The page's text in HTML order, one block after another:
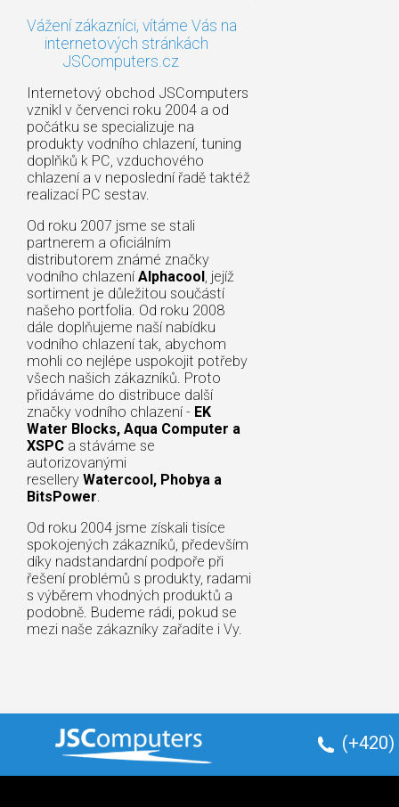
Vážení zákazníci, vítáme Vás na
internetových stránkách
JSComputers.cz
Internetový obchod JSComputers
vznikl v červenci roku 2004 a od
počátku se specializuje na
produkty vodního chlazení, tuning
doplňků k PC, vzduchového
chlazení a v neposlední řadě taktéž
realizací PC sestav.
Od roku 2007 jsme se stali
partnerem a oficiálním
distributorem známé značky
vodního chlazení Alphacool, jejíž
sortiment je důležitou součástí
našeho portfolia. Od roku 2008
dále doplňujeme naší nabídku
vodního chlazení tak, abychom
mohli co nejlépe uspokojit potřeby
všech našich zákazníků. Proto
přidáváme do distribuce další
značky vodního chlazení - EK
Water Blocks, Aqua Computer a
XSPC a stáváme se
autorizovanými
resellery Watercool, Phobya a
BitsPower.
Od roku 2004 jsme získali tisíce
spokojených zákazníků, především
díky nadstandardní podpoře při
řešení problémů s produkty, radami
s výběrem vhodných produktů a
podobně. Budeme rádi, pokud se
mezi naše zákazníky zařadíte i Vy.
(+420)